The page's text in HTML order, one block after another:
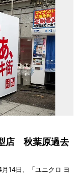
店 秋葉原過去
14日、「ユニクロ ヨ